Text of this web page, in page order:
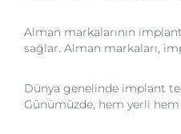
Alman markalarının
sağlar. Alman markaları,
Dünya genelinde implant
Günümüzde, hem yerli